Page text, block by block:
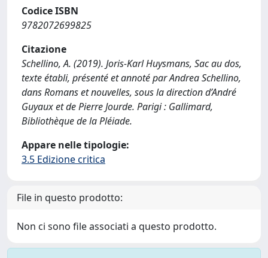
Codice ISBN
9782072699825
Citazione
Schellino, A. (2019). Joris-Karl Huysmans, Sac au dos,
texte établi, présenté et annoté par Andrea Schellino,
dans Romans et nouvelles, sous la direction d’André
Guyaux et de Pierre Jourde. Parigi : Gallimard,
Bibliothèque de la Pléiade.
Appare nelle tipologie:
3.5 Edizione critica
File in questo prodotto:
Non ci sono file associati a questo prodotto.